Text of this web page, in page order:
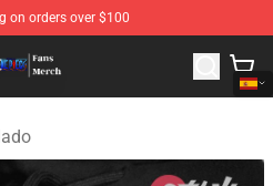
on orders over $100
One Piece Merchandise Shop